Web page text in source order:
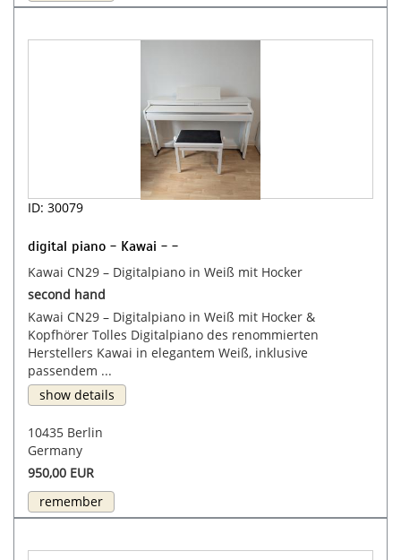
ID: 30079
digital piano - Kawai - -
Kawai CN29 – Digitalpiano in Weiß mit Hocker
second hand
Kawai CN29 – Digitalpiano in Weiß mit Hocker &
Kopfhörer Tolles Digitalpiano des renommierten
Herstellers Kawai in elegantem Weiß, inklusive
passendem ...
show details
10435 Berlin
Germany
950,00 EUR
remember